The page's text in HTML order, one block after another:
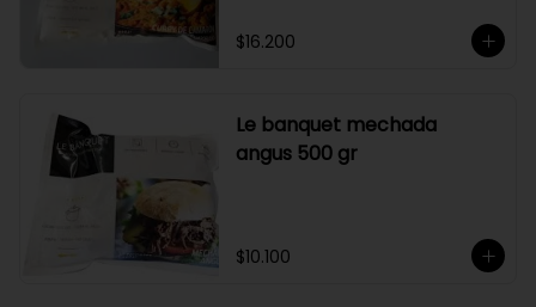
$16.200
Le banquet mechada
angus 500 gr
$10.100